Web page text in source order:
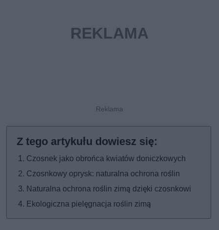
Czosnek jako obrońca kwiatów doniczkowych
Czosnkowy oprysk: naturalna ochrona roślin
Naturalna ochrona roślin zimą dzięki czosnkowi
Ekologiczna pielęgnacja roślin zimą